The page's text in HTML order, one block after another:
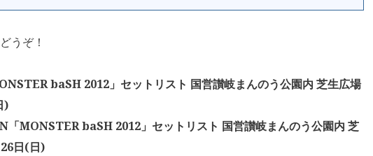
うぞ！
baSH 2012」セットリスト 国営讃岐まんのう公園内 芝生広場
)
「MONSTER baSH 2012」セットリスト 国営讃岐まんのう公園内 芝
日(日)